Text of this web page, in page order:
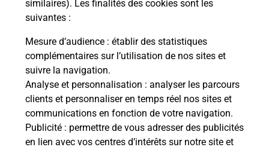
similaires). Les finalités des cookies sont les
suivantes :
Mesure d’audience : établir des statistiques
complémentaires sur l’utilisation de nos sites et
suivre la navigation.
Analyse et personnalisation : analyser les parcours
clients et personnaliser en temps réel nos sites et
communications en fonction de votre navigation.
Publicité : permettre de vous adresser des publicités
en lien avec vos centres d’intérêts sur notre site et
La Poste
en ligne
Ouvert 24h/24
En savoir plus